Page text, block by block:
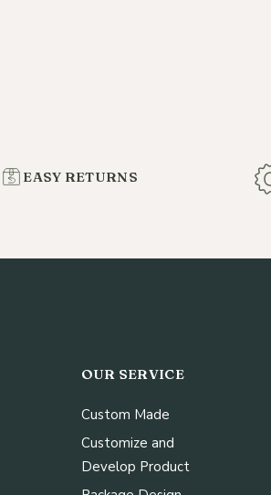
EASY RETURNS
OUR SERVICE
Custom Made
Customize and
Develop Product